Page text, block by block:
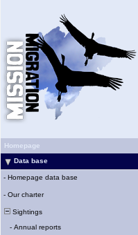
Homepage
Data base
- Homepage data base
- Our charter
Sightings
- Annual reports